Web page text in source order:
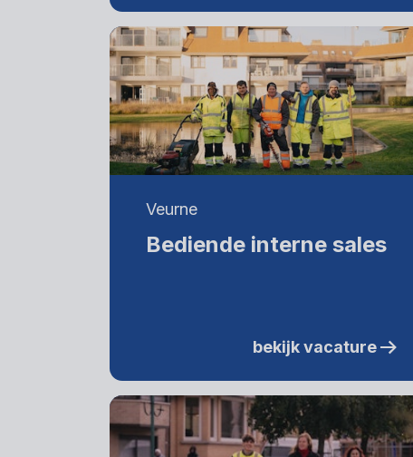
Veurne
Bediende interne sales
bekijk vacature